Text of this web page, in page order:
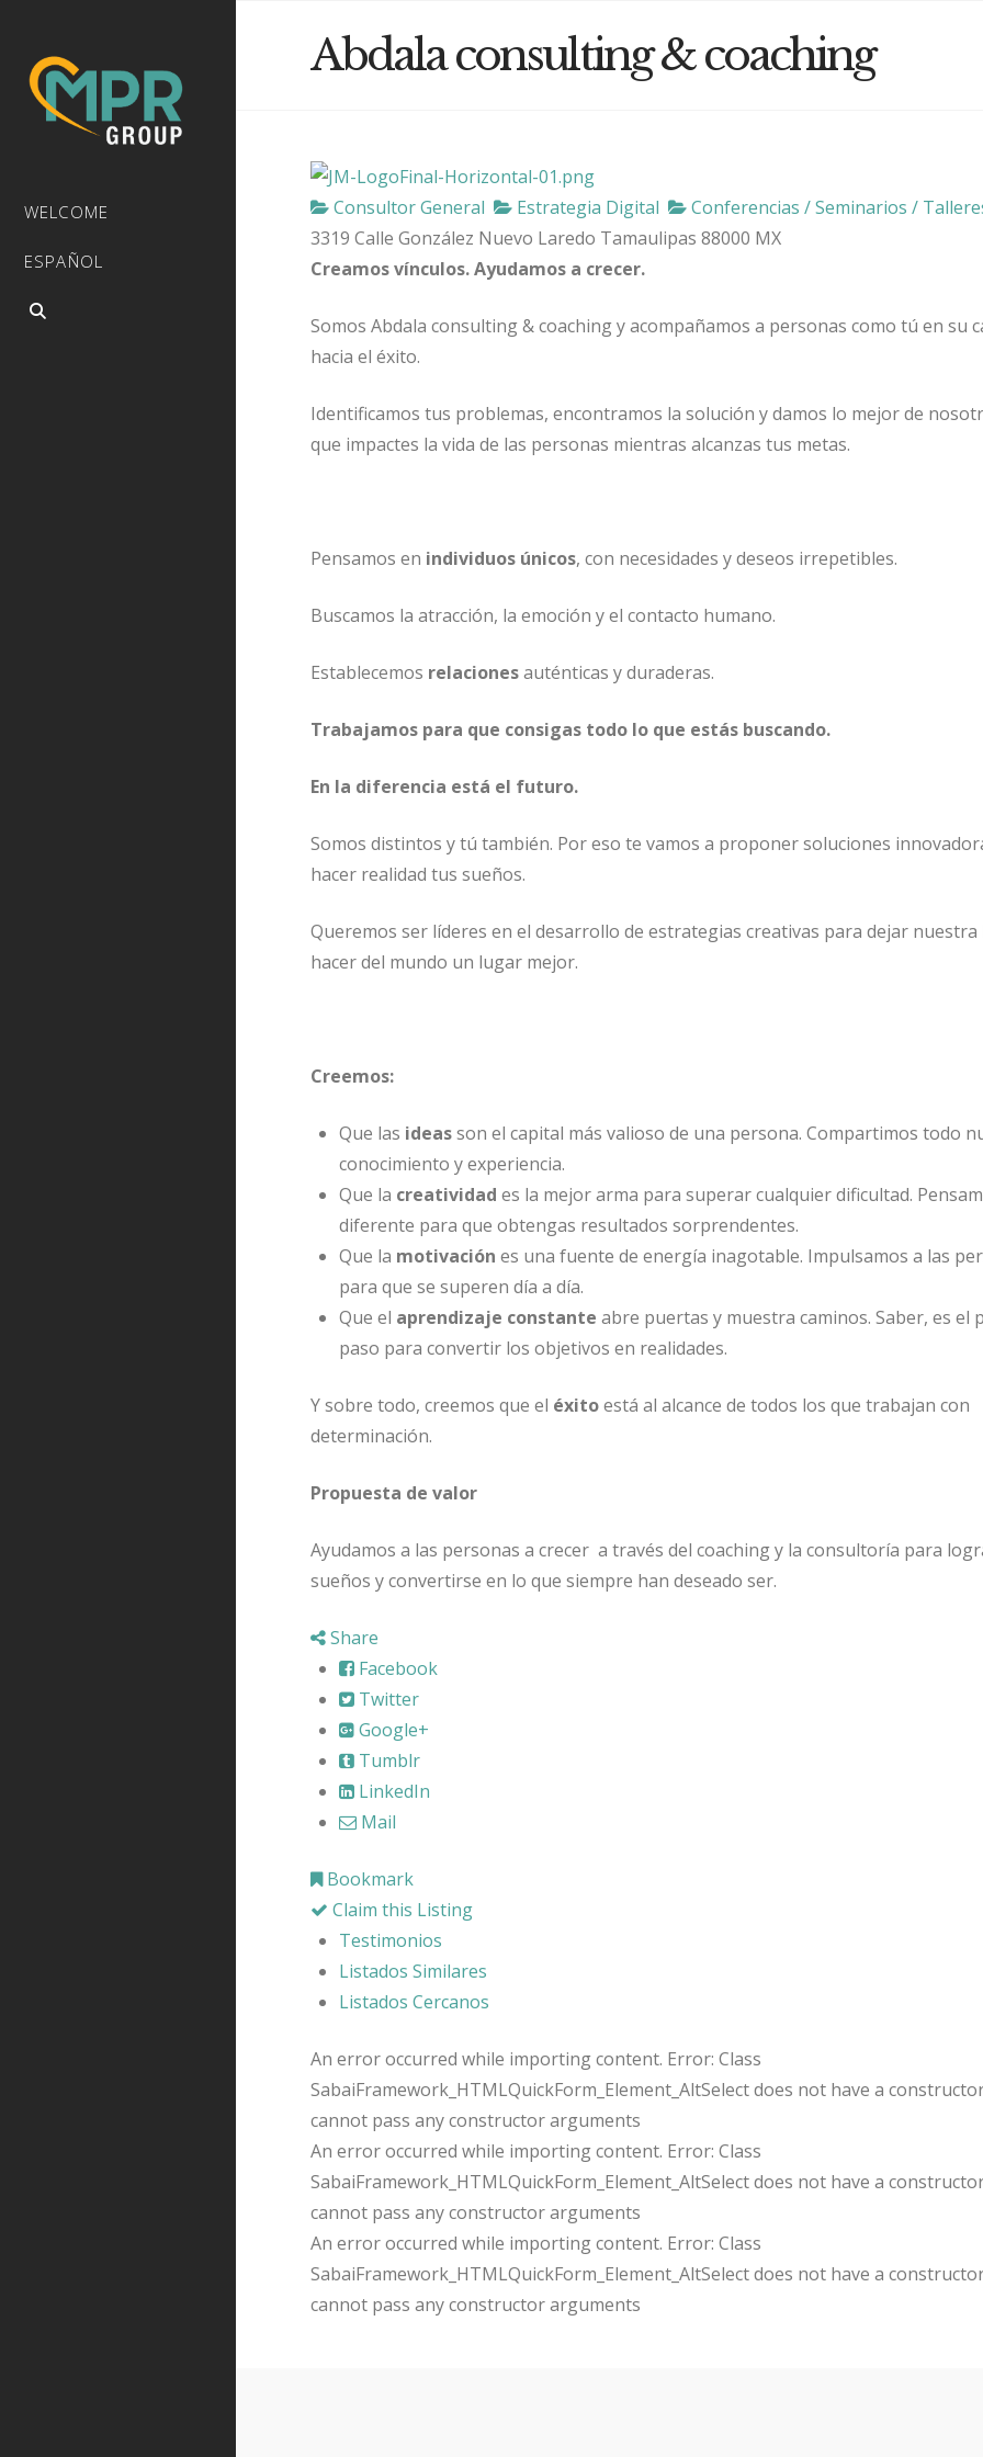
WELCOME
ESPAÑOL
Abdala consulting & coaching
Consultor General Estrategia Digital
Conferencias / Seminarios /
3319 Calle González Nuevo Laredo Tamaulipas 88000 MX
Creamos vínculos. Ayudamos a crecer.
Somos Abdala consulting & coaching y acompañamos a personas como tú en su
hacia el éxito.
Identificamos tus problemas, encontramos la solución y damos lo mejor de
que impactes la vida de las personas mientras alcanzas tus metas.
Pensamos en individuos únicos, con necesidades y deseos irrepetibles.
Buscamos la atracción, la emoción y el contacto humano.
Establecemos relacionesauténticas y duraderas.
Trabajamos para que consigas todo lo que estás buscando.
En la diferencia está el futuro.
Somos distintos y tú también. Por eso te vamos a proponer soluciones
hacer realidad tus sueños.
Queremos ser líderes en el desarrollo de estrategias creativas para dejar nuestra
hacer del mundo un lugar mejor.
Creemos:
Que las ideasson el capital más valioso de una persona. Compartimos todo
conocimiento y experiencia.
Que la creatividad es la mejor arma para superar cualquier dificultad.
diferente para que obtengas resultados sorprendentes.
Que la motivación es una fuente de energía inagotable. Impulsamos a las
para que se superen día a día.
Que el aprendizaje constante abre puertas y muestra caminos. Saber, es el
paso para convertir los objetivos en realidades.
Y sobre todo, creemos que el éxitoestá al alcance de todos los que trabajan con
determinación.
Propuesta de valor
Ayudamos a las personas a crecer a través del coaching y la consultoría para
sueños y convertirse en lo que siempre han deseado ser.
Share
Facebook
Twitter
Google+
Tumblr
LinkedIn
Mail
Bookmark
Claim this Listing
Testimonios
Listados Similares
Listados Cercanos
An error occurred while importing content. Error: Class
SabaiFramework_HTMLQuickForm_Element_AltSelect does not have a
cannot pass any constructor arguments
An error occurred while importing content. Error: Class
SabaiFramework_HTMLQuickForm_Element_AltSelect does not have a
cannot pass any constructor arguments
An error occurred while importing content. Error: Class
SabaiFramework_HTMLQuickForm_Element_AltSelect does not have a
cannot pass any constructor arguments